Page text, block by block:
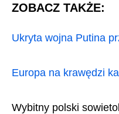
ZOBACZ TAKŻE:
Ukryta wojna Putina
Europa na krawędzi
Wybitny polski